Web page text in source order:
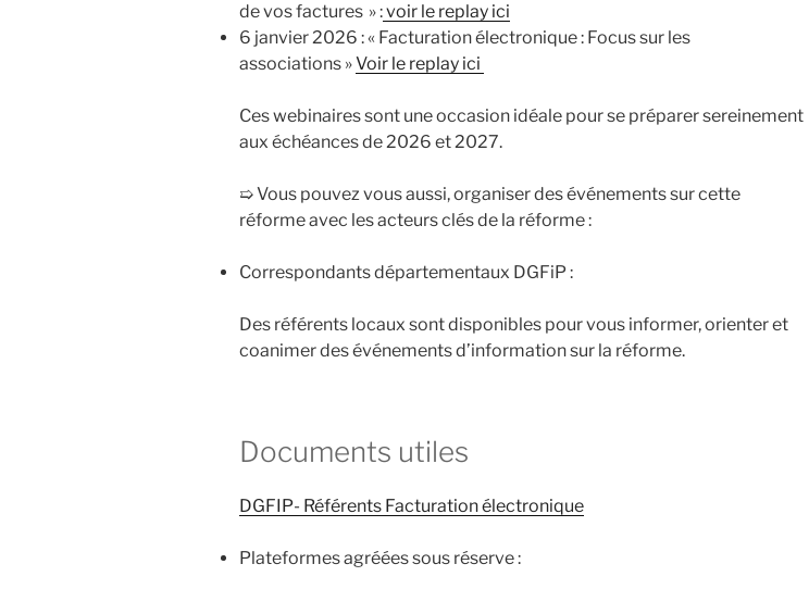
de vos factures » :voir le replay ici
6 janvier 2026 : « Facturation électronique : Focus sur les
associations »Voir le replay ici
Ces webinaires sont une occasion idéale pour se préparer sereinement
aux échéances de 2026 et 2027.
➯ Vous pouvez vous aussi, organiser des événements sur cette
réforme avec les acteurs clés de la réforme :
Correspondants départementaux DGFiP :
Des référents locaux sont disponibles pour vous informer, orienter et
coanimer des événements d’information sur la réforme.
Documents utiles
DGFIP- Référents Facturation électronique
Plateformes agréées sous réserve :